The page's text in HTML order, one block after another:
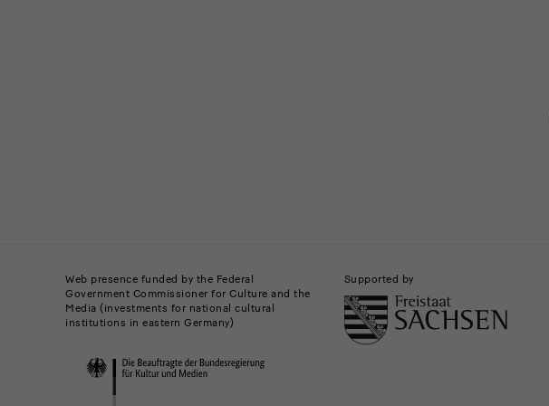
Museums
and
Institutions
Web presence funded by the Federal
Government Commissioner for Culture and the
Media (investments for national cultural
institutions in eastern Germany)
Supported by